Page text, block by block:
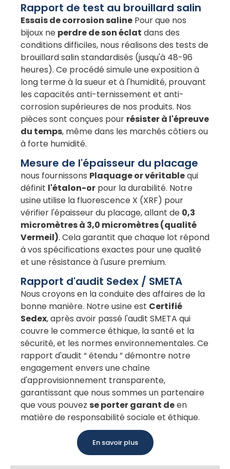
Rapport de test au brouillard salin
Essais de corrosion saline Pour que nos
bijoux ne perdre de son éclat dans des
conditions difficiles, nous réalisons des tests de
brouillard salin standardisés (jusqu'à 48-96
heures). Ce procédé simule une exposition à
long terme à la sueur et à l'humidité, prouvant
les capacités anti-ternissement et anti-
corrosion supérieures de nos produits. Nos
pièces sont conçues pour résister à l'épreuve
du temps, même dans les marchés côtiers ou
à forte humidité.
Mesure de l'épaisseur du placage
nous fournissons Plaquage or véritablequi
définit l'étalon-or pour la durabilité. Notre
usine utilise la fluorescence X (XRF) pour
vérifier l'épaisseur du placage, allant de 0,3
micromètres à 3,0 micromètres (qualité
Vermeil). Cela garantit que chaque lot répond
à vos spécifications exactes pour une qualité
et une résistance à l'usure premium.
Rapport d'audit Sedex / SMETA
Nous croyons en la conduite des affaires de la
bonne manière. Notre usine est Certifié
Sedex, après avoir passé l'audit SMETA qui
couvre le commerce éthique, la santé et la
sécurité, et les normes environnementales. Ce
rapport d'audit “ étendu ” démontre notre
engagement envers une chaîne
d'approvisionnement transparente,
garantissant que nous sommes un partenaire
que vous pouvez se porter garant deen
matière de responsabilité sociale et éthique.
En savoir plus